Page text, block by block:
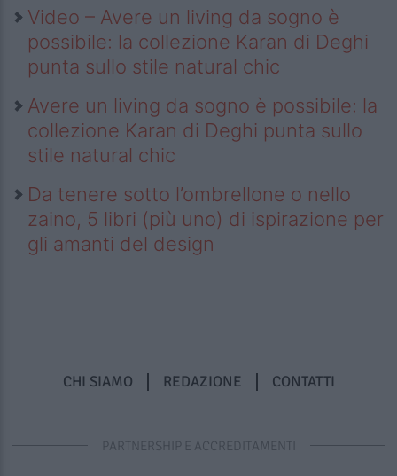
Video – Avere un living da sogno è
possibile: la collezione Karan di Deghi
punta sullo stile natural chic
Avere un living da sogno è possibile: la
collezione Karan di Deghi punta sullo
stile natural chic
Da tenere sotto l’ombrellone o nello
zaino, 5 libri (più uno) di ispirazione per
gli amanti del design
CHI SIAMO REDAZIONE CONTATTI
PARTNERSHIP E ACCREDITAMENTI